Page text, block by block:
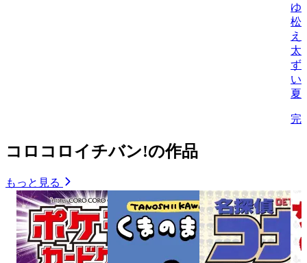
ゆ
松
え
太
ず
い
夏
完
コロコロイチバン!の作品
もっと見る